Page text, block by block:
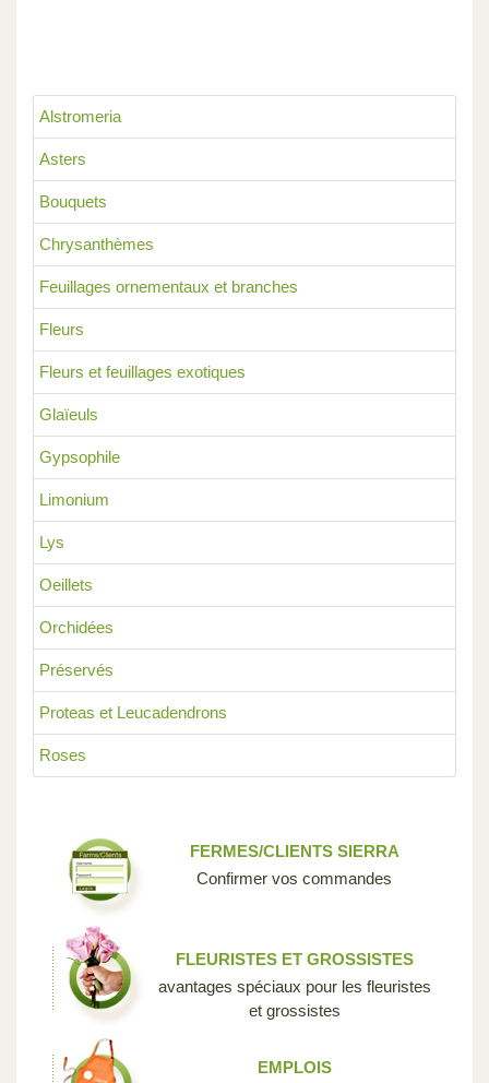
Alstromeria
Asters
Bouquets
Chrysanthèmes
Feuillages ornementaux et branches
Fleurs
Fleurs et feuillages exotiques
Glaïeuls
Gypsophile
Limonium
Lys
Oeillets
Orchidées
Préservés
Proteas et Leucadendrons
Roses
FERMES/CLIENTS SIERRA
Confirmer vos commandes
FLEURISTES ET GROSSISTES
avantages spéciaux pour les fleuristes
et grossistes
EMPLOIS